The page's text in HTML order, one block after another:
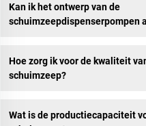
Kan ik het ontwerp van de
schuimzeepdispenserpompen
Hoe zorg ik voor de kwaliteit
schuimzeep?
Wat is de productiecapaciteit